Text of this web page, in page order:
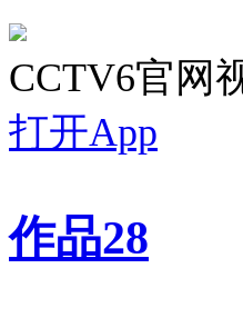
CCTV6官网
打开App
作品28